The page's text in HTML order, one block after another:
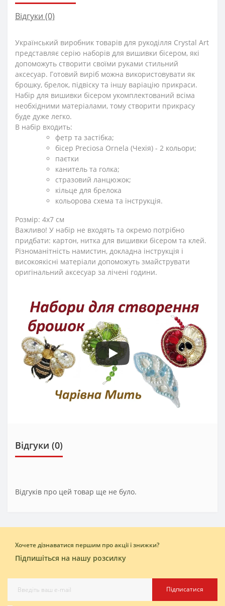
Відгуки (0)
Український виробник товарів для рукоділля Crystal Art
представляє серію наборів для вишивки бісером, які
допоможуть створити своїми руками стильний
аксесуар. Готовий виріб можна використовувати як
брошку, брелок, підвіску та іншу варіацію прикраси.
Набір для вишивки бісером укомплектований всіма
необхідними матеріалами, тому створити прикрасу
буде дуже легко.
В набір входить:
фетр та застібка;
бісер Preciosa Ornela (Чехія) - 2 кольори;
паєтки
канитель та голка;
стразовий ланцюжок;
кільце для брелока
кольорова схема та інструкція.
Розмір: 4х7 см
Важливо! У набір не входять та окремо потрібно
придбати: картон, нитка для вишивки бісером та клей.
Різноманітність намистин, докладна інструкція і
високоякісні матеріали допоможуть змайструвати
оригінальний аксесуар за лічені години.
Відгуки (0)
Відгуків про цей товар ще не було.
Хочете дізнаватися першим про акції і знижки?
Підпишіться на нашу розсилку
Підписатися